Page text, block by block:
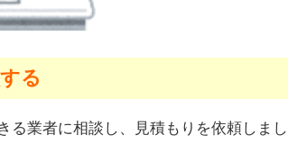
る
る業者に相談し、見積もりを依頼しまし